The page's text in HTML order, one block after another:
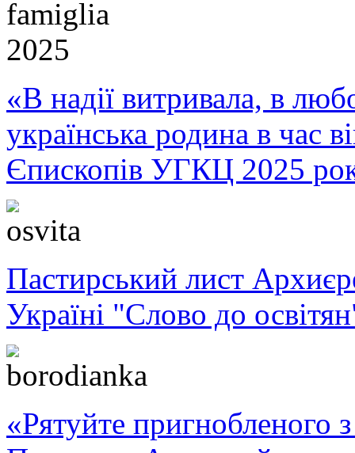
«В надії витривала, в
українська родина в час
Єпископів УГКЦ 2025
Пастирський лист
Україні "Слово до
«Рятуйте пригнобленого